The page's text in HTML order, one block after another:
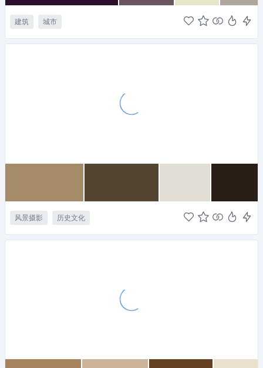
建筑 城市
风景摄影 历史文化